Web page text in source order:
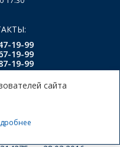
19-99
19-99
19-99
Политика использования
системы"
сайта